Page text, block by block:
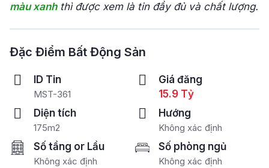
màu xanhthì được xem là tin đầy đủ và chất lượng.
Đặc Điểm Bất Động Sản
ID Tin
MST-361
Giá đăng
15.9 Tỷ
Diện tích
175m2
Hướng
Không xác định
Số tầng or Lầu
Không xác định
Số phòng ngủ
Không xác định